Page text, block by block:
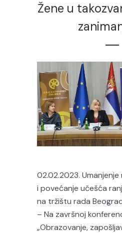
Žene u
02.02.2023.
i povećanje učešća
na tržištu rada
– Na završnoj
„Obrazovanje,